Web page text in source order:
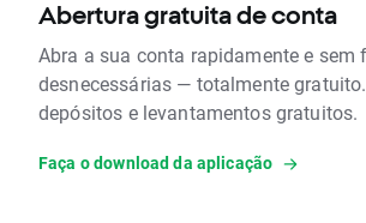
Abertura gratuita de conta
Abra a sua conta rapidamente e sem
desnecessárias — totalmente
depósitos e levantamentos gratuitos.
Faça o download da aplicação